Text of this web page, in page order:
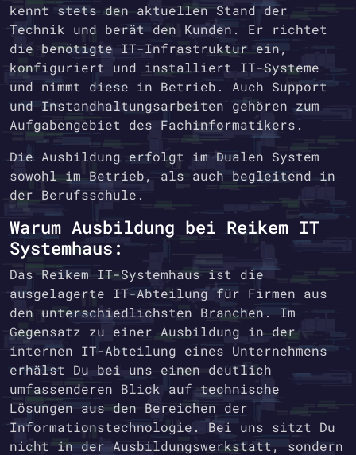
kennt stets den aktuellen Stand der
Technik und berät den Kunden. Er richtet
die benötigte IT-Infrastruktur ein,
konfiguriert und installiert IT-Systeme
und nimmt diese in Betrieb. Auch Support
und Instandhaltungsarbeiten gehören zum
Aufgabengebiet des Fachinformatikers.
Die Ausbildung erfolgt im Dualen System
sowohl im Betrieb, als auch begleitend in
der Berufsschule.
Warum Ausbildung bei Reikem IT
Systemhaus:
Das Reikem IT-Systemhaus ist die
ausgelagerte IT-Abteilung für Firmen aus
den unterschiedlichsten Branchen. Im
Gegensatz zu einer Ausbildung in der
internen IT-Abteilung eines Unternehmens
erhälst Du bei uns einen deutlich
umfassenderen Blick auf technische
Lösungen aus den Bereichen der
Informationstechnologie. Bei uns sitzt Du
nicht in der Ausbildungswerkstatt, sondern